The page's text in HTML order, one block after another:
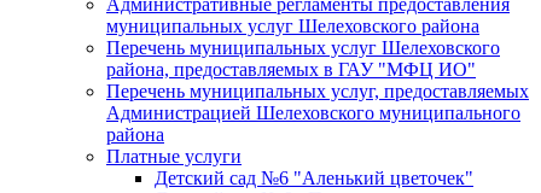
муниципальных услуг Шелеховского района
Перечень муниципальных услуг Шелеховского
района, предоставляемых в ГАУ "МФЦ ИО"
Перечень муниципальных услуг, предоставляемых
Администрацией Шелеховского муниципального
района
Платные услуги
Детский сад №6 "Аленький цветочек"